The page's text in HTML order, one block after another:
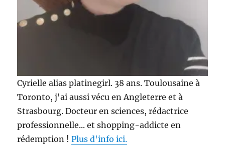
Cyrielle alias platinegirl. 38 ans. Toulousaine à
Toronto, j'ai aussi vécu en Angleterre et à
Strasbourg. Docteur en sciences, rédactrice
professionnelle... et shopping-addicte en
rédemption !Plus d'info ici.